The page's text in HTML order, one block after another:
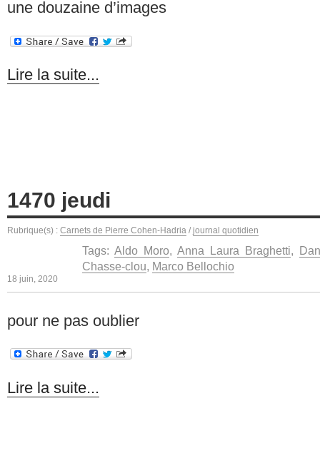
une douzaine d’images
Lire la suite...
1470 jeudi
Rubrique(s) : Carnets de Pierre Cohen-Hadria / journal quotidien
Tags: Aldo Moro, Anna Laura Braghetti,
Chasse-clou, Marco Bellochio
18 juin, 2020
pour ne pas oublier
Lire la suite...